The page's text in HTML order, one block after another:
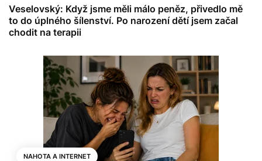
Veselovský: Když jsme měli málo peněz, přivedlo mě
to do úplného šílenství. Po narození dětí jsem začal
chodit na terapii
NAHOTA A INTERNET